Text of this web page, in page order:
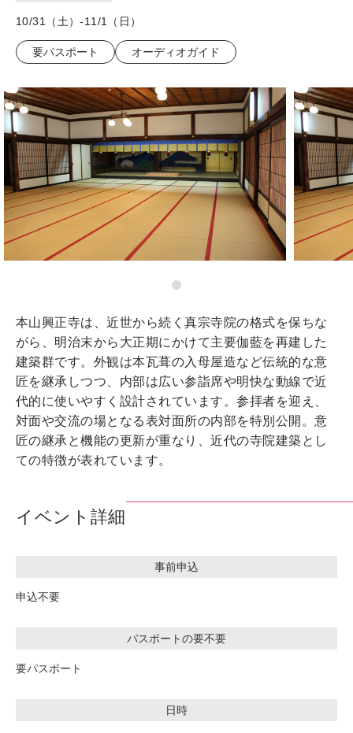
10/31（土）-11/1（日）
要パスポート オーディオガイド
本山興正寺は、近世から続く真宗寺院の格式を保ちな
がら、明治末から大正期にかけて主要伽藍を再建した
建築群です。外観は本瓦葺の入母屋造など伝統的な意
匠を継承しつつ、内部は広い参詣席や明快な動線で近
代的に使いやすく設計されています。参拝者を迎え、
対面や交流の場となる表対面所の内部を特別公開。意
匠の継承と機能の更新が重なり、近代の寺院建築とし
ての特徴が表れています。
イベント詳細
事前申込
申込不要
パスポートの要不要
要パスポート
日時